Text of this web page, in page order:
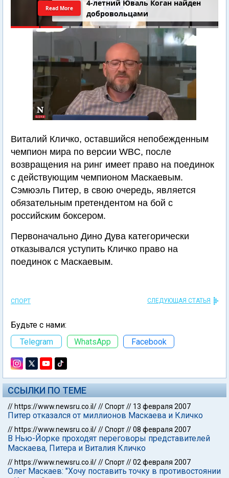
4-летний Юваль Коган найден
добровольцами
Read More
Виталий Кличко, оставшийся непобежденным
чемпион мира по версии WBC, после
возвращения на ринг имеет право на поединок
с действующим чемпионом Маскаевым.
Сэмюэль Питер, в свою очередь, является
обязательным претендентом на бой с
российским боксером.
Первоначально Дино Дува категорически
отказывался уступить Кличко право на
поединок с Маскаевым.
СПОРТ СЛЕДУЮЩАЯ СТАТЬЯ
Будьте с нами:
Telegram
WhatsApp Facebook
ССЫЛКИ ПО ТЕМЕ
// https://www.newsru.co.il///Спорт// 13 февраля 2007
Питер отказался от миллионов Маскаева и Кличко
// https://www.newsru.co.il///Спорт//08 февраля 2007
В Нью-Йорке проходят переговоры представителей
Маскаева, Питера и Виталия Кличко
// https://www.newsru.co.il///Спорт//02 февраля 2007
Олег Маскаев: "Хочу поставить точку в противостоянии